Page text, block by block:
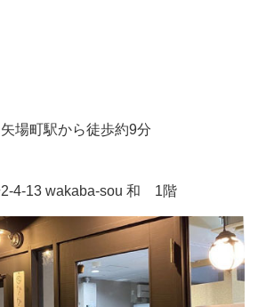
場町駅から徒歩約9分
4-13 wakaba-sou 和 1階